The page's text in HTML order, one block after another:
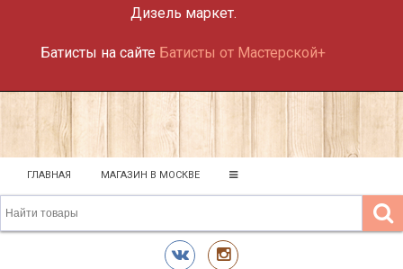
Дизель маркет.
Батисты на сайте Батисты от Мастерской+
ГЛАВНАЯ МАГАЗИН В МОСКВЕ